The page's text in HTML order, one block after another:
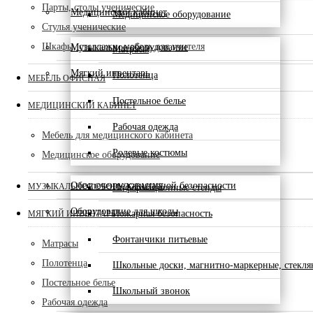
Медицинский кабинет
Медицинское оборудование
Музыкальное оборудование
Мягкий инвентарь
Матрасы
Полотенца
Постельное белье
Рабочая одежда
Ролевые костюмы
Обеспечение санитарной безопасности
Оборудование для школы
Информационные стенды
Пожарная безопасность
Фонтанчики питьевые
Школьные доски, магнитно-маркерные,
Школьный звонок
Парты, столы ученические
Стулья ученические
Шкафы, стеллажи, мебель для учителя
МЕБЕЛЬ ОФИСНАЯ
МЕДИЦИНСКИЙ КАБИНЕТ
Мебель для медицинского кабинета
Медицинское оборудование
МУЗЫКАЛЬНОЕ ОБОРУДОВАНИЕ
МЯГКИЙ ИНВЕНТАРЬ
Матрасы
Полотенца
Постельное белье
Рабочая одежда